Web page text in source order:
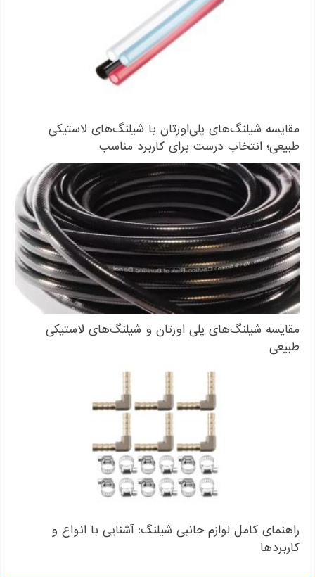
مقایسه شیلنگ‌های پلی‌اورتان با شیلنگ‌های لاستیکی
طبیعی؛ انتخاب درست برای کاربرد مناسب
مقایسه شیلنگ‌های پلی اورتان و شیلنگ‌های لاستیکی
طبیعی
راهنمای کامل لوازم جانبی شیلنگ: آشنایی با انواع و
کاربردها